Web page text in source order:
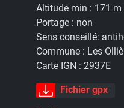
Altitude min : 171 m
Portage : non
Sens conseillé:
Commune : Les
Carte IGN : 2937E
Fichier gpx